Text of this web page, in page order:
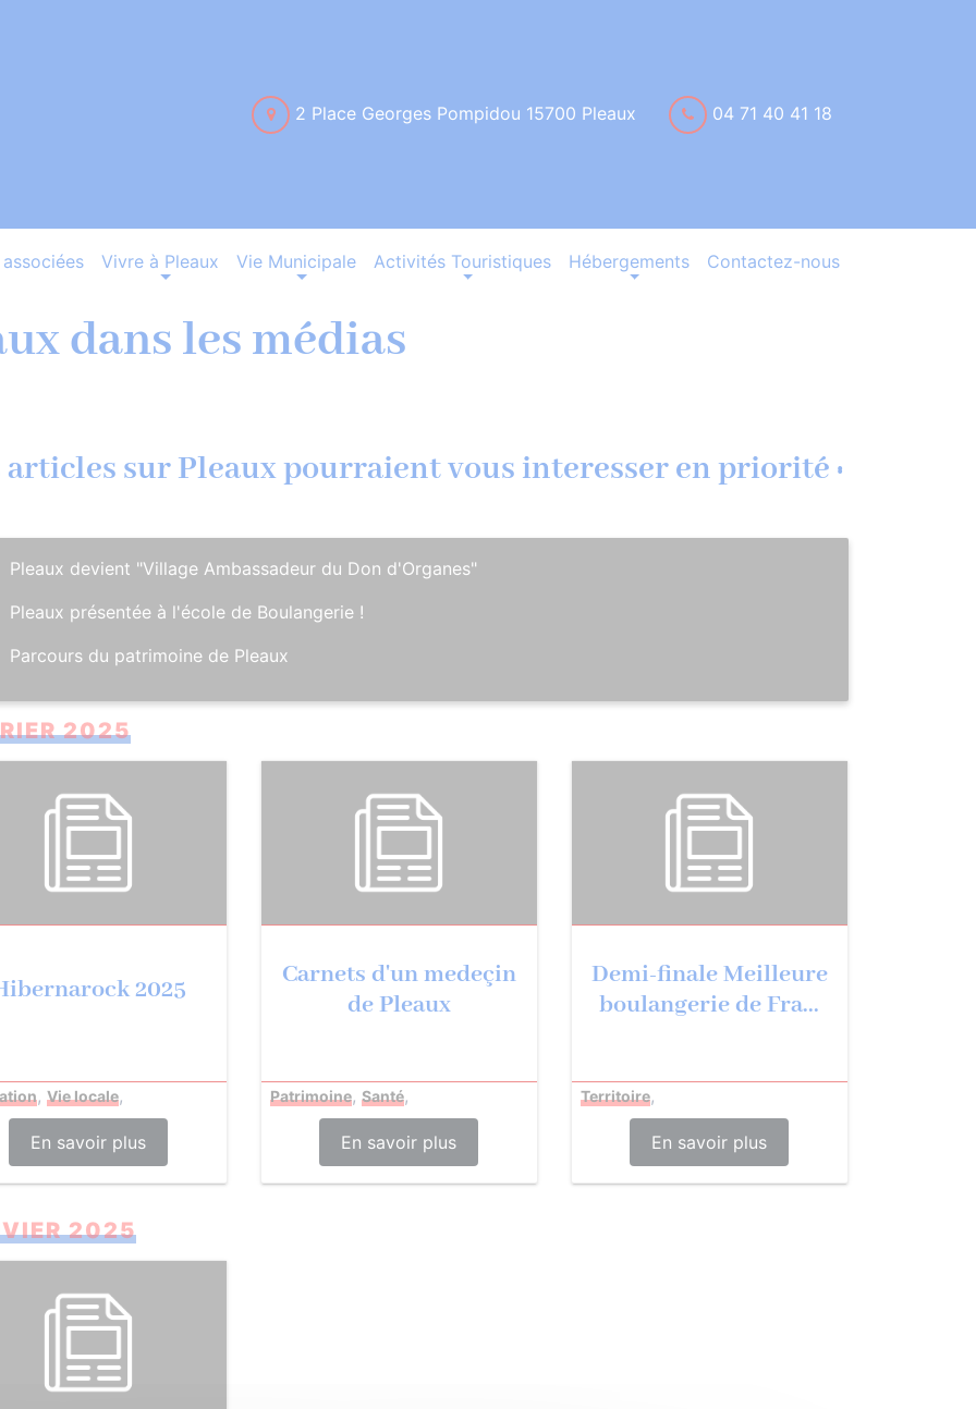
2 Place Georges Pompidou 15700 Pleaux 04 71 40 41 18
Vivre à Pleaux Vie Municipale Activités Touristiques Hébergements Contactez-nous
dans les médias
articles sur Pleaux pourraient vous interesser en priorité :
Pleaux devient "Village Ambassadeur du Don d'Organes"
Pleaux présentée à l'école de Boulangerie !
Parcours du patrimoine de Pleaux
2025
2025
, Vie locale,
En savoir plus
Carnets d'un medeçin
de Pleaux
Patrimoine, Santé,
En savoir plus
Demi-finale Meilleure
boulangerie de Fra...
Territoire,
En savoir plus
2025